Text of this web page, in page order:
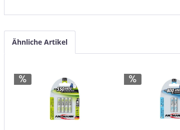
Ähnliche Artikel